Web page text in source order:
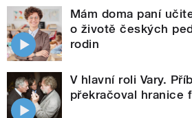
Mám doma paní
o životě českých
rodin
V hlavní roli Vary.
překračoval hranice